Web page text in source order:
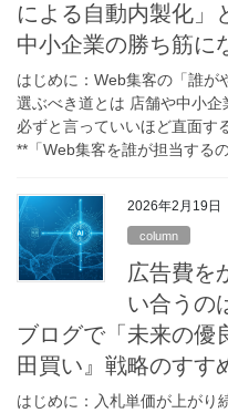
による自動内製化」
中小企業の勝ち筋に
はじめに：Web集客の「誰が
選ぶべき道とは 店舗や中小企
必ずと言っていいほど直面す
**「Web集客を誰が担当する
2026年2月19日
column
広告費を
い合うの
ブログで「未来の優
田買い』戦略のすす
はじめに：入札単価が上がり